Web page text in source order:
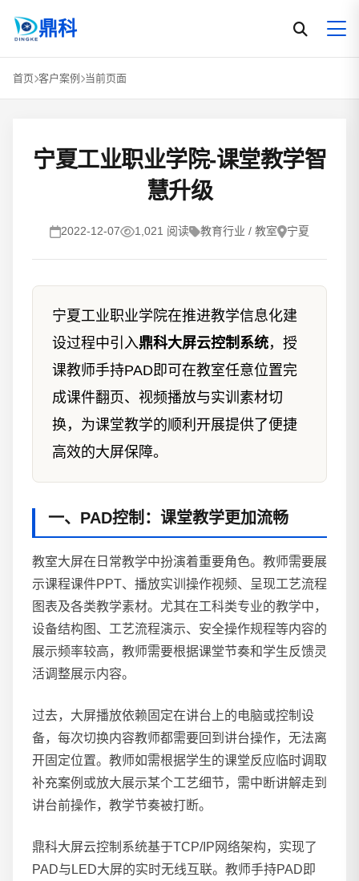
鼎科
首页 客户案例 当前页面
宁夏工业职业学院-课堂教学智
慧升级
2022-12-07 1,021 阅读 教育行业 / 教室 宁夏
宁夏工业职业学院在推进教学信息化建
设过程中引入鼎科大屏云控制系统，授
课教师手持PAD即可在教室任意位置完
成课件翻页、视频播放与实训素材切
换，为课堂教学的顺利开展提供了便捷
高效的大屏保障。
一、PAD控制：课堂教学更加流畅
教室大屏在日常教学中扮演着重要角色。教师需要展
示课程课件PPT、播放实训操作视频、呈现工艺流程
图表及各类教学素材。尤其在工科类专业的教学中，
设备结构图、工艺流程演示、安全操作规程等内容的
展示频率较高，教师需要根据课堂节奏和学生反馈灵
活调整展示内容。
过去，大屏播放依赖固定在讲台上的电脑或控制设
备，每次切换内容教师都需要回到讲台操作，无法离
开固定位置。教师如需根据学生的课堂反应临时调取
补充案例或放大展示某个工艺细节，需中断讲解走到
讲台前操作，教学节奏被打断。
鼎科大屏云控制系统基于TCP/IP网络架构，实现了
PAD与LED大屏的实时无线互联。教师手持PAD即